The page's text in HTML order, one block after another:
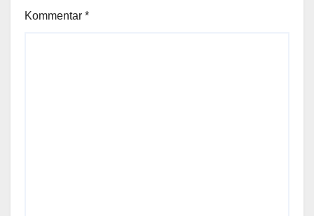
Kommentar *